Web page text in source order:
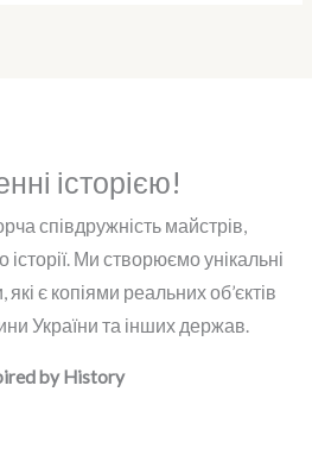
історією!
співдружність майстрів,
Ми створюємо унікальні
є копіями реальних об’єктів
України та інших держав.
by History